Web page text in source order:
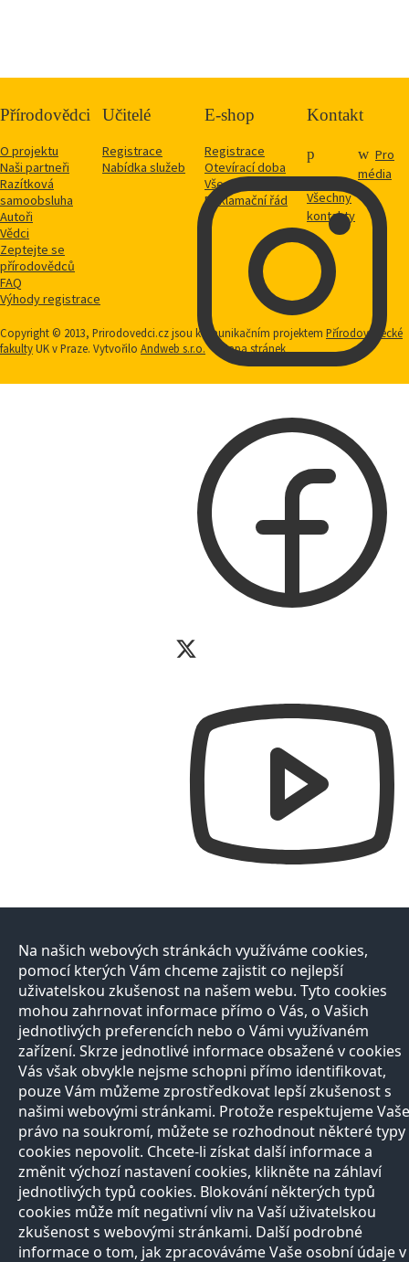
Přírodovědci
O projektu
Naši partneři
Razítková
samoobsluha
Autoři
Vědci
Zeptejte se
přírodovědců
FAQ
Výhody registrace
Učitelé
Registrace
Nabídka služeb
E-shop
Registrace
Otevírací doba
Vše o nákupu
Reklamační řád
Kontakt
Všechny
kontakty
Pro
média
Copyright © 2013, Prirodovedci.cz jsou komunikačním projektem Přírodovědecké
fakultyUK v Praze. Vytvořilo Andweb s.r.o. Mapa stránek
Na našich webových stránkách využíváme cookies,
pomocí kterých Vám chceme zajistit co nejlepší
uživatelskou zkušenost na našem webu. Tyto cookies
mohou zahrnovat informace přímo o Vás, o Vašich
jednotlivých preferencích nebo o Vámi využívaném
zařízení. Skrze jednotlivé informace obsažené v cookies
Vás však obvykle nejsme schopni přímo identifikovat,
pouze Vám můžeme zprostředkovat lepší zkušenost s
našimi webovými stránkami. Protože respektujeme Vaše
právo na soukromí, můžete se rozhodnout některé typy
cookies nepovolit. Chcete-li získat další informace a
změnit výchozí nastavení cookies, klikněte na záhlaví
jednotlivých typů cookies. Blokování některých typů
cookies může mít negativní vliv na Vaší uživatelskou
zkušenost s webovými stránkami. Další podrobné
informace o tom, jak zpracováváme Vaše osobní údaje v